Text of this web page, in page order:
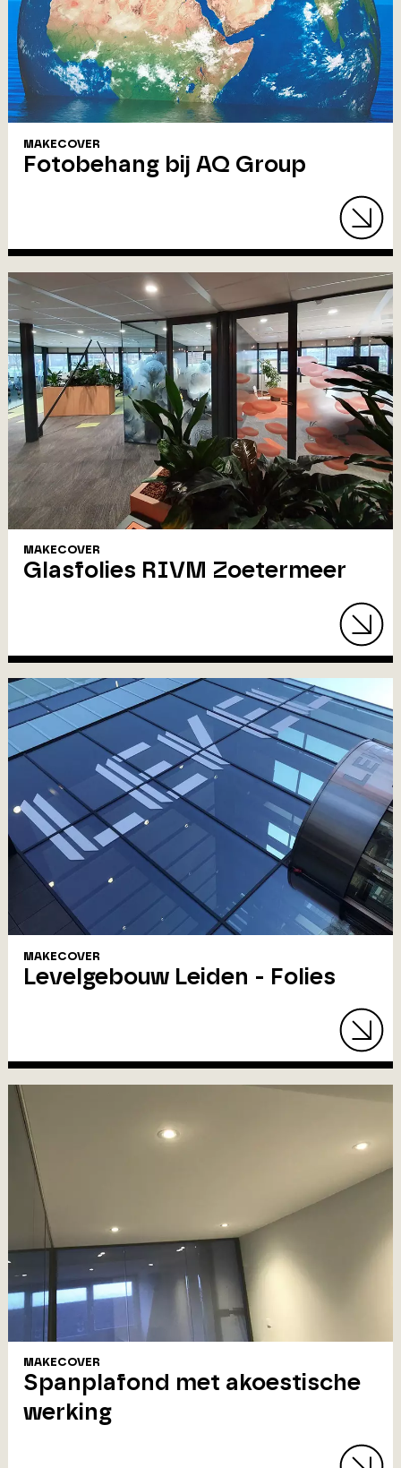
MAKECOVER
Fotobehang bij AQ Group
MAKECOVER
Glasfolies RIVM Zoetermeer
MAKECOVER
Levelgebouw Leiden - Folies
MAKECOVER
Spanplafond met akoestische
werking